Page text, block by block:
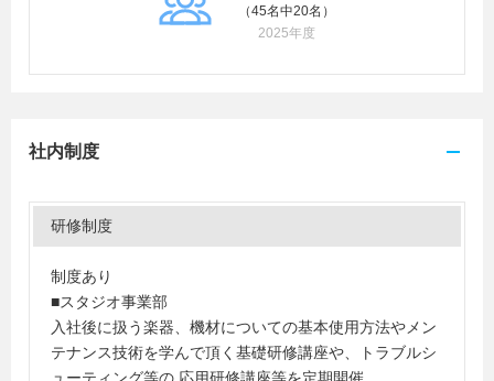
（45名中20名）
2025年度
社内制度
研修制度
制度あり
■スタジオ事業部
入社後に扱う楽器、機材についての基本使用方法やメン
テナンス技術を学んで頂く基礎研修講座や、トラブルシ